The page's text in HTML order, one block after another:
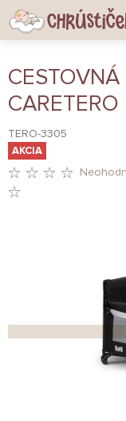
Prejsť
na
obsah
TERO-3305
AKCIA
HVIEZDIČIEK.